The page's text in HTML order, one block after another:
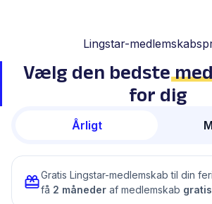
Lingstar-
Vælg den bedste
for dig
Årligt
Gratis Lingstar-medlemskab til din
få 2 måneder af medlemskab gratis